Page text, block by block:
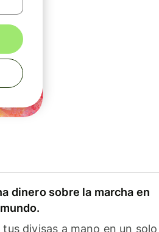
dinero sobre la marcha en
divisas a mano en un solo